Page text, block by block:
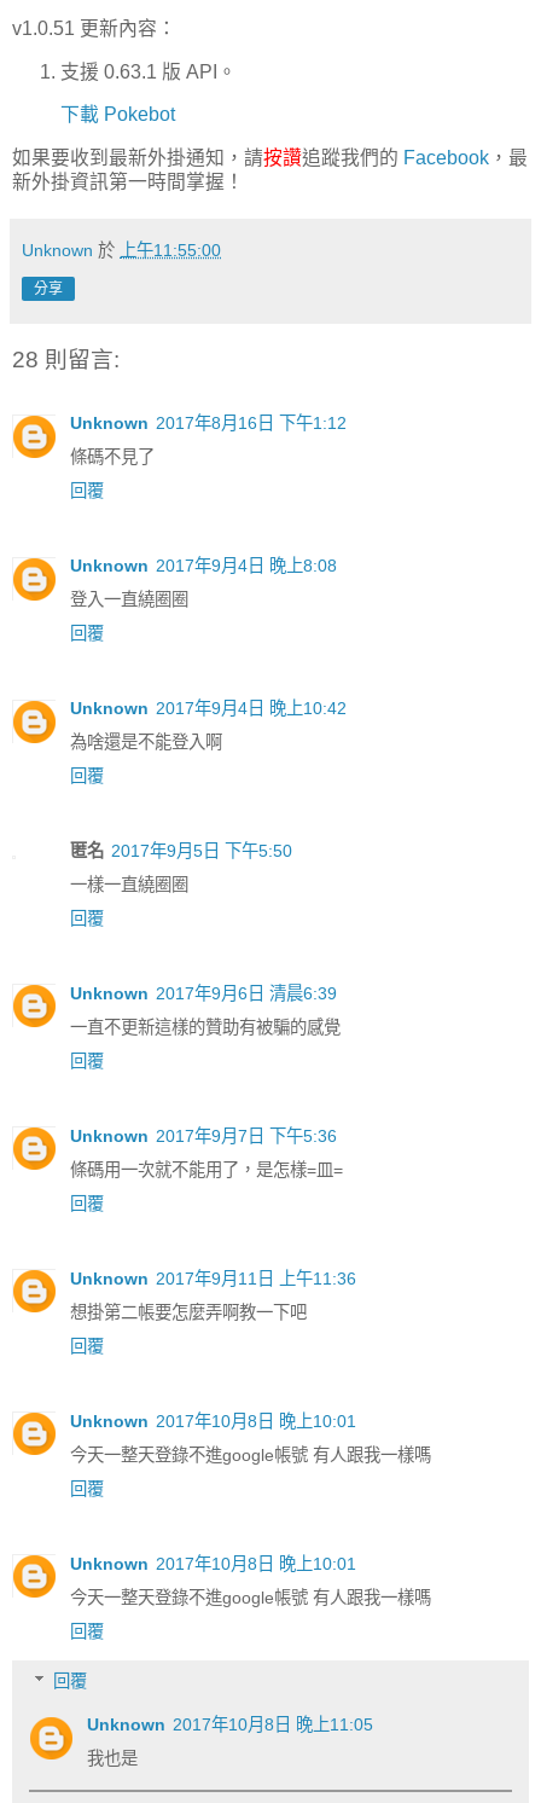
v1.0.51 更新內容：
支援 0.63.1 版 API。
下載 Pokebot
如果要收到最新外掛通知，請按讚追蹤我們的 Facebook ，最
新外掛資訊第一時間掌握！
Unknown 於 上午11:55:00
分享
28 則留言:
Unknown 2017年8月16日 下午1:12
條碼不見了
回覆
Unknown 2017年9月4日 晚上8:08
登入一直繞圈圈
回覆
Unknown 2017年9月4日 晚上10:42
為啥還是不能登入啊
回覆
匿名 2017年9月5日 下午5:50
一樣一直繞圈圈
回覆
Unknown 2017年9月6日 清晨6:39
一直不更新這樣的贊助有被騙的感覺
回覆
Unknown 2017年9月7日 下午5:36
條碼用一次就不能用了，是怎樣=皿=
回覆
Unknown 2017年9月11日 上午11:36
想掛第二帳要怎麼弄啊教一下吧
回覆
Unknown 2017年10月8日 晚上10:01
今天一整天登錄不進google帳號 有人跟我一樣嗎
回覆
Unknown 2017年10月8日 晚上10:01
今天一整天登錄不進google帳號 有人跟我一樣嗎
回覆
回覆
Unknown 2017年10月8日 晚上11:05
我也是